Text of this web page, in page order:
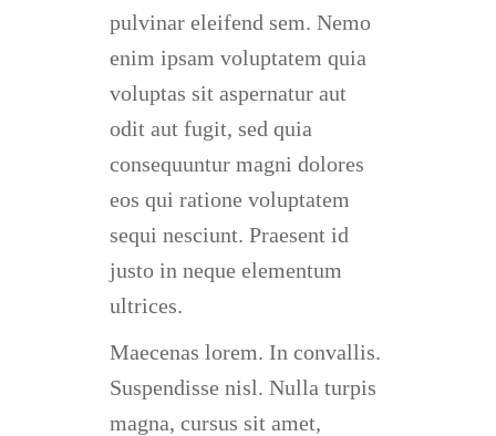
pulvinar eleifend sem. Nemo
enim ipsam voluptatem quia
voluptas sit aspernatur aut
odit aut fugit, sed quia
consequuntur magni dolores
eos qui ratione voluptatem
sequi nesciunt. Praesent id
justo in neque elementum
ultrices.
Maecenas lorem. In convallis.
Suspendisse nisl. Nulla turpis
magna, cursus sit amet,